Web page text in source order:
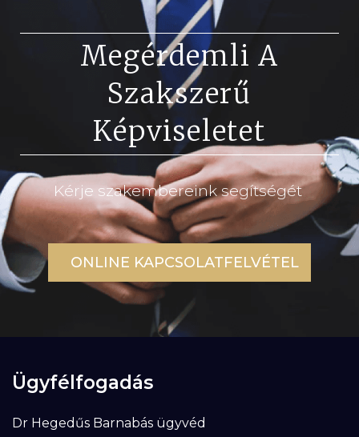
Megérdemli A
Szakszerű
Képviseletet
Kérje szakembereink segítségét
ONLINE KAPCSOLATFELVÉTEL
Ügyfélfogadás
Dr Hegedűs Barnabás ügyvéd